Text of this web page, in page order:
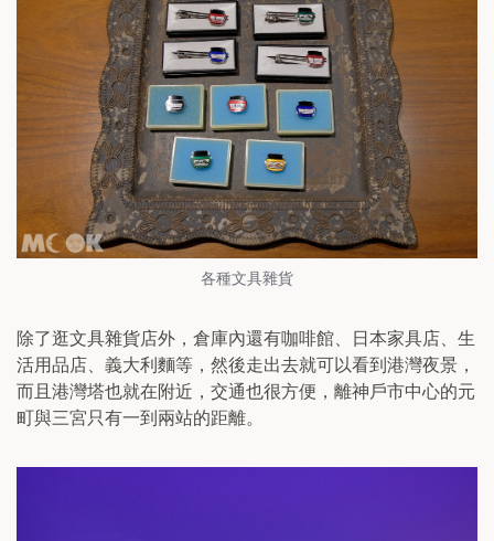
各種文具雜貨
除了逛文具雜貨店外，倉庫內還有咖啡館、日本家具店、生
活用品店、義大利麵等，然後走出去就可以看到港灣夜景，
而且港灣塔也就在附近，交通也很方便，離神戶市中心的元
町與三宮只有一到兩站的距離。